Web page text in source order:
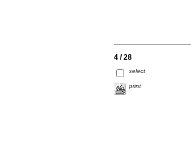
4 / 28
select
print